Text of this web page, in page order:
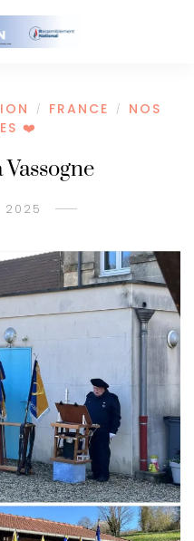
/ FRANCE /
NOS
❤️
2025